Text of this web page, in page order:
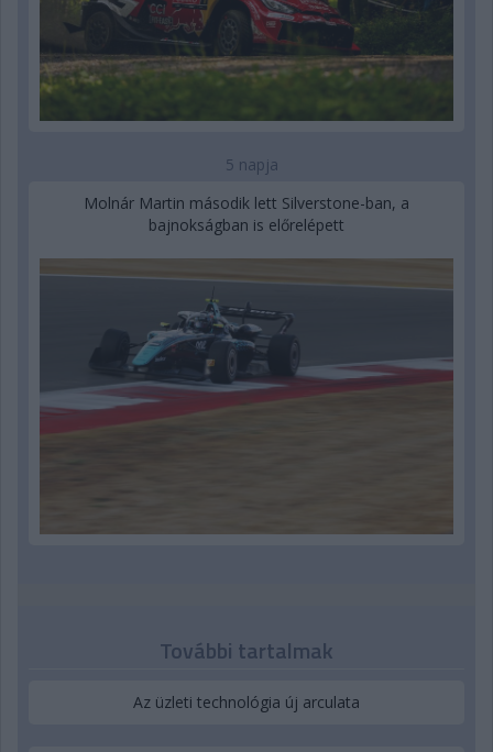
5 napja
Molnár Martin második lett Silverstone-ban, a
bajnokságban is előrelépett
További tartalmak
Az üzleti technológia új arculata